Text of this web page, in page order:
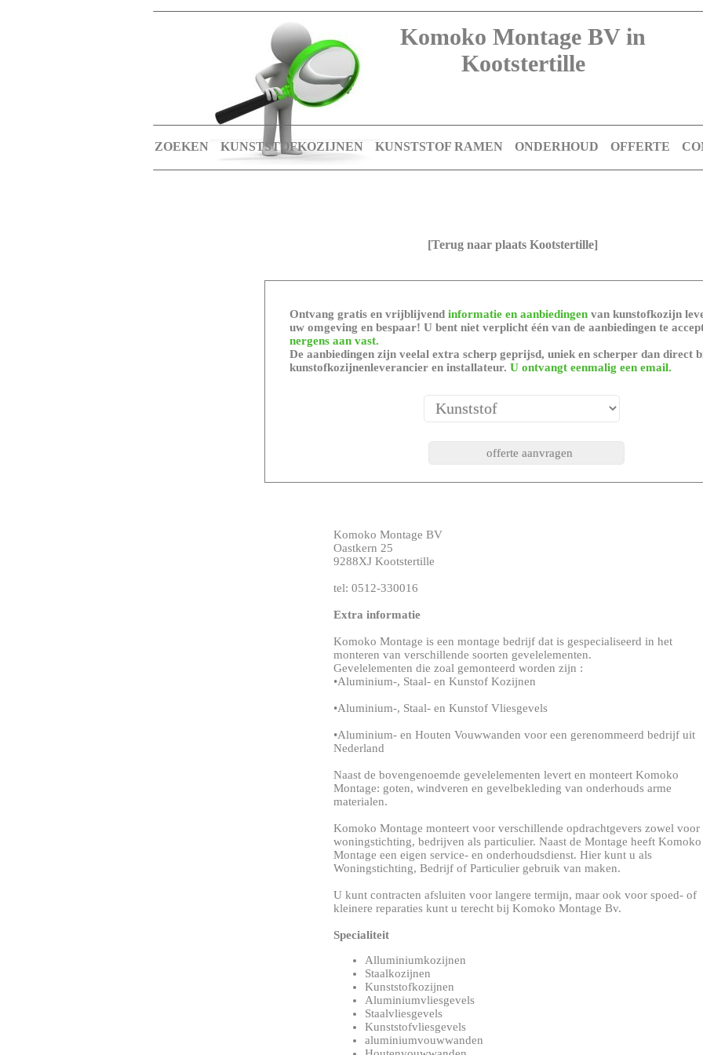
ZOEKEN KUNSTSTOFKOZIJNEN KUNSTSTOF RAMEN ONDERHOUD OFFERTE
Komoko Montage BV in
Kootstertille
[Terug naar plaats Kootstertille]
Ontvang gratis en vrijblijvend informatie en aanbiedingenvan kunstofkozijn
uw omgeving en bespaar! U bent niet verplicht één van de aanbiedingen te
nergens aan vast.
De aanbiedingen zijn veelal extra scherp geprijsd, uniek en scherper dan direct
kunstofkozijnenleverancier en installateur. U ontvangt eenmalig een email.
Komoko Montage BV
Oastkern 25
9288XJ Kootstertille
tel: 0512-330016
Extra informatie
Komoko Montage is een montage bedrijf dat is gespecialiseerd in het
monteren van verschillende soorten gevelelementen.
Gevelelementen die zoal gemonteerd worden zijn :
•Aluminium-, Staal- en Kunstof Kozijnen
•Aluminium-, Staal- en Kunstof Vliesgevels
•Aluminium- en Houten Vouwwanden voor een gerenommeerd bedrijf uit
Nederland
Naast de bovengenoemde gevelelementen levert en monteert Komoko
Montage: goten, windveren en gevelbekleding van onderhouds arme
materialen.
Komoko Montage monteert voor verschillende opdrachtgevers zowel voor
woningstichting, bedrijven als particulier. Naast de Montage heeft Komoko
Montage een eigen service- en onderhoudsdienst. Hier kunt u als
Woningstichting, Bedrijf of Particulier gebruik van maken.
U kunt contracten afsluiten voor langere termijn, maar ook voor spoed- of
kleinere reparaties kunt u terecht bij Komoko Montage Bv.
Specialiteit
Alluminiumkozijnen
Staalkozijnen
Kunststofkozijnen
Aluminiumvliesgevels
Staalvliesgevels
Kunststofvliesgevels
aluminiumvouwwanden